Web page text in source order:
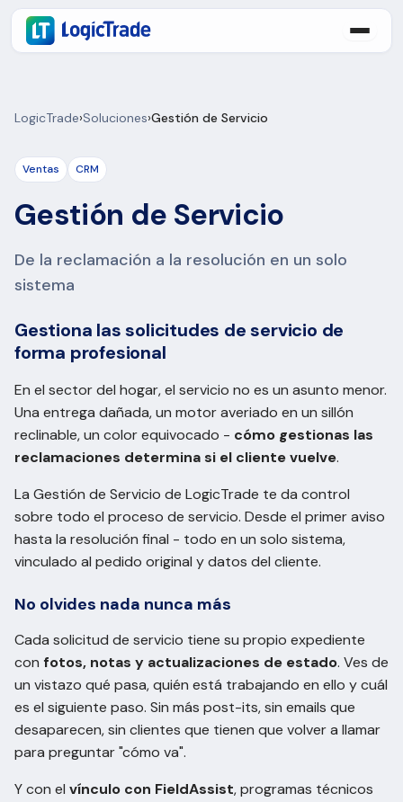
LogicTrade›Soluciones›Gestión de Servicio
Ventas CRM
Gestión de Servicio
De la reclamación a la resolución en un solo
sistema
Gestiona las solicitudes de servicio de
forma profesional
En el sector del hogar, el servicio no es un asunto menor.
Una entrega dañada, un motor averiado en un sillón
reclinable, un color equivocado - cómo gestionas las
reclamaciones determina si el cliente vuelve.
La Gestión de Servicio de LogicTrade te da control
sobre todo el proceso de servicio. Desde el primer aviso
hasta la resolución final - todo en un solo sistema,
vinculado al pedido original y datos del cliente.
No olvides nada nunca más
Cada solicitud de servicio tiene su propio expediente
con fotos, notas y actualizaciones de estado. Ves de
un vistazo qué pasa, quién está trabajando en ello y cuál
es el siguiente paso. Sin más post-its, sin emails que
desaparecen, sin clientes que tienen que volver a llamar
para preguntar "cómo va".
Y con el vínculo con FieldAssist, programas técnicos